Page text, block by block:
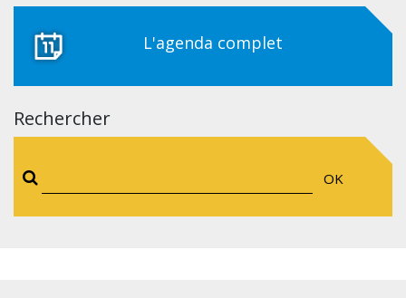
L'agenda complet
Rechercher
OK